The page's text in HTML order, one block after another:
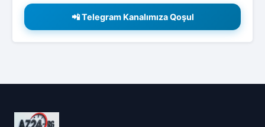
📲 Telegram Kanalımıza Qoşul